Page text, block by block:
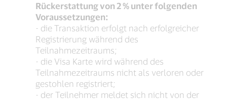
Rückerstattung von 2 % unter folgenden
Voraussetzungen:
- die Transaktion erfolgt nach erfolgreicher
Registrierung während des
Teilnahmezeitraums;
- die Visa Karte wird während des
Teilnahmezeitraums nicht als verloren oder
gestohlen registriert;
- der Teilnehmer meldet sich nicht von der